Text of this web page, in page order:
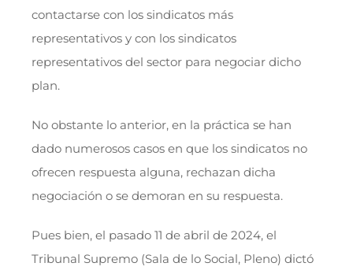
contactarse con los sindicatos más
representativos y con los sindicatos
representativos del sector para negociar dicho
plan.
No obstante lo anterior, en la práctica se han
dado numerosos casos en que los sindicatos no
ofrecen respuesta alguna, rechazan dicha
negociación o se demoran en su respuesta.
Pues bien, el pasado 11 de abril de 2024, el
Tribunal Supremo (Sala de lo Social, Pleno) dictó